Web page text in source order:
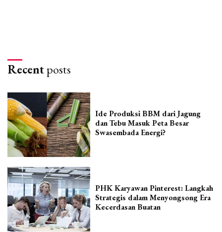
Recentposts
Ide Produksi BBM dari Jagung
dan Tebu Masuk Peta Besar
Swasembada Energi?
PHK Karyawan Pinterest: Langkah
Strategis dalam Menyongsong Era
Kecerdasan Buatan